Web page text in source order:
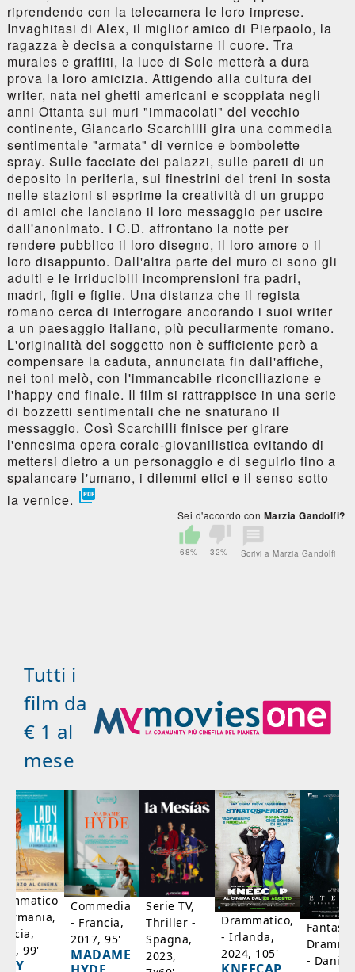
riprendendo con la telecamera le loro imprese.
Invaghitasi di Alex, il miglior amico di Pierpaolo, la
ragazza è decisa a conquistarne il cuore. Tra
murales e graffiti, la luce di Sole metterà a dura
prova la loro amicizia. Attigendo alla cultura dei
writer, nata nei ghetti americani e scoppiata negli
anni Ottanta sui muri "immacolati" del vecchio
continente, Giancarlo Scarchilli gira una commedia
sentimentale "armata" di vernice e bombolette
spray. Sulle facciate dei palazzi, sulle pareti di un
deposito in periferia, sui finestrini dei treni in sosta
nelle stazioni si esprime la creatività di un gruppo
di amici che lanciano il loro messaggio per uscire
dall'anonimato. I C.D. affrontano la notte per
rendere pubblico il loro disegno, il loro amore o il
loro disappunto. Dall'altra parte del muro ci sono gli
adulti e le irriducibili incomprensioni fra padri,
madri, figli e figlie. Una distanza che il regista
romano cerca di interrogare ancorando i suoi writer
a un paesaggio italiano, più peculiarmente romano.
L'originalità del soggetto non è sufficiente però a
compensare la caduta, annunciata fin dall'affiche,
nei toni melò, con l'immancabile riconciliazione e
l'happy end finale. Il film si rattrappisce in una serie
di bozzetti sentimentali che ne snaturano il
messaggio. Così Scarchilli finisce per girare
l'ennesima opera corale-giovanilistica evitando di
mettersi dietro a un personaggio e di seguirlo fino a
spalancare l'umano, i dilemmi etici e il senso sotto
la vernice. 
Sei d'accordo con Marzia Gandolfi?
68% 32% Scrivi a Marzia Gandolfi
Tutti i
film da
€ 1 al
mese
99'
Commedia
- Francia,
2017, 95'
MADAME
Serie TV,
Thriller -
Spagna,
2023,
Drammatico,
- Irlanda,
2024, 105'
-